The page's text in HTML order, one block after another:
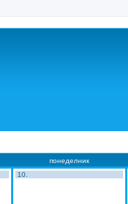
понеделник
10.